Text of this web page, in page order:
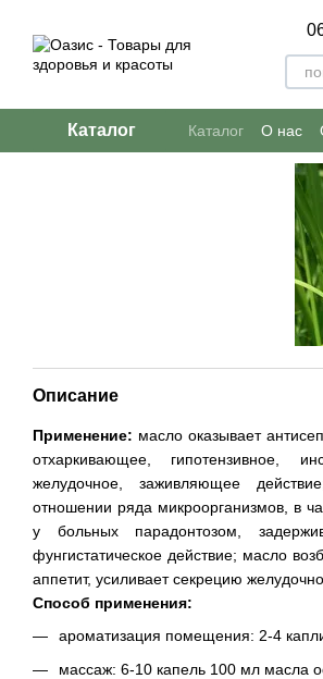
Каталог Каталог О нас
Описание
Применение: масло оказывает
отхаркивающее, гипотензивное,
желудочное, заживляющее
отношении ряда микроорганизмов, в
у больных парадонтозом,
фунгистатическое действие; масло
аппетит, усиливает секрецию
Способ применения:
ароматизация помещения: 2-4
массаж: 6-10 капель 100 мл масла